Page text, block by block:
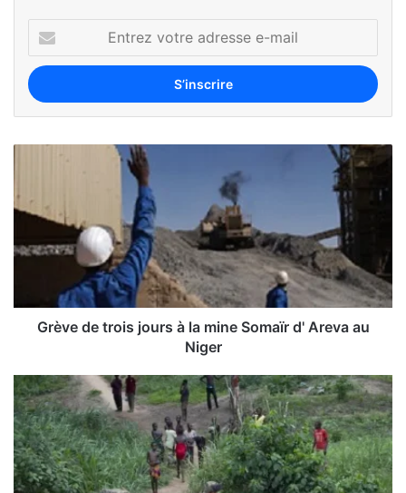
Grève de trois jours à la mine Somaïr d' Areva au
Niger